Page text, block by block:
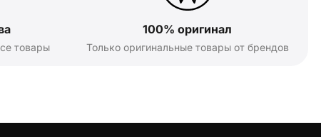
товары
100% оригинал
Только оригинальные товары от брендов